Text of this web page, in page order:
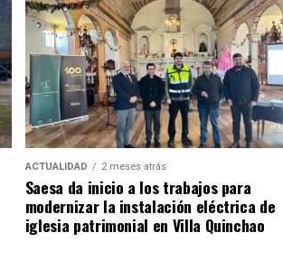
ACTUALIDAD 2 meses atrás
Saesa da inicio a los trabajos para
modernizar la instalación eléctrica de
iglesia patrimonial en Villa Quinchao